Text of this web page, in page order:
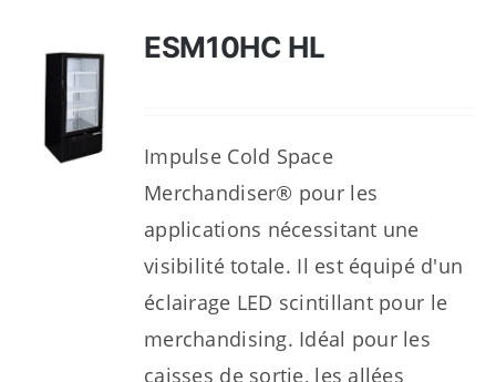
ESM10HC HL
Impulse Cold Space
Merchandiser® pour les
applications nécessitant une
visibilité totale. Il est équipé d'un
éclairage LED scintillant pour le
merchandising. Idéal pour les
caisses de sortie, les allées